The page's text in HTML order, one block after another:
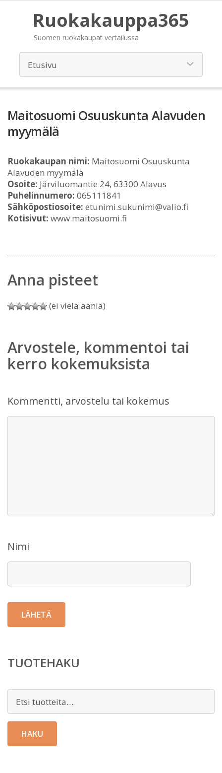
Ruokakauppa365
Suomen ruokakaupat vertailussa
Maitosuomi Osuuskunta Alavuden
myymälä
Ruokakaupan nimi: Maitosuomi Osuuskunta
Alavuden myymälä
Osoite: Järviluomantie 24, 63300 Alavus
Puhelinnumero: 065111841
Sähköpostiosoite: etunimi.sukunimi@valio.fi
Kotisivut: www.maitosuomi.fi
Anna pisteet
(ei vielä ääniä)
Arvostele, kommentoi tai
kerro kokemuksista
Kommentti, arvostelu tai kokemus
Nimi
TUOTEHAKU
HAKU